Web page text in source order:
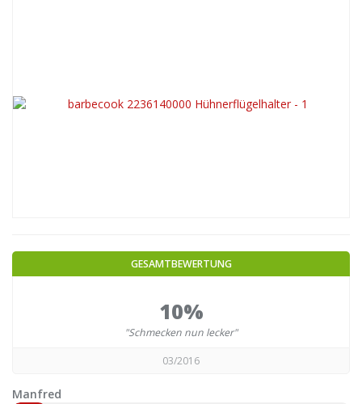
GESAMTBEWERTUNG
10%
"Schmecken nun lecker"
03/2016
Manfred